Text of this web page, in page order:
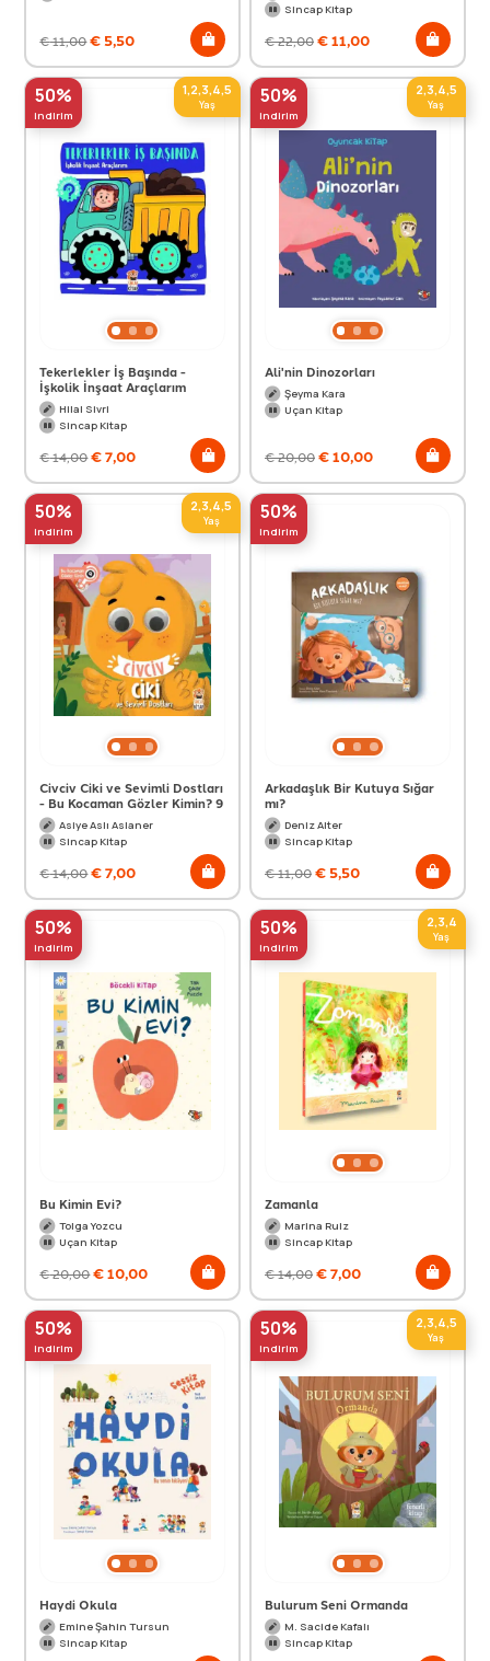
€11,00€ 5,50
Sincap Kitap
€22,00€11,00
50%
indirim
1,2,3,4,5
Yaş
Tekerlekler İş Başında -
İşkolik İnşaat Araçlarım
Hilal Sivri
Sincap Kitap
€14,00€7,00
50%
indirim
2,3,4,5
Yaş
Ali'nin Dinozorları
Şeyma Kara
Uçan Kitap
€20,00€10,00
50%
indirim
2,3,4,5
Yaş
Civciv Ciki ve Sevimli Dostları
- Bu Kocaman Gözler Kimin? 9
Asiye Aslı Aslaner
Sincap Kitap
€14,00€7,00
50%
indirim
Arkadaşlık Bir Kutuya Sığar
mı?
Deniz Alter
Sincap Kitap
€11,00€ 5,50
50%
indirim
Bu Kimin Evi?
Tolga Yozcu
Uçan Kitap
€20,00€10,00
50%
indirim
2,3,4
Yaş
Zamanla
Marina Ruiz
Sincap Kitap
€14,00€7,00
50%
indirim
Haydi Okula
Emine Şahin Tursun
Sincap Kitap
50%
indirim
2,3,4,5
Yaş
Bulurum Seni Ormanda
M. Sacide Kafalı
Sincap Kitap